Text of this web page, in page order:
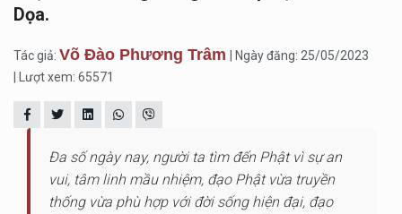
Dọa.
Tác giả: Võ Đào Phương Trâm
| Ngày đăng: 25/05/2023
| Lượt xem: 65571
Đa số ngày nay, người ta tìm đến Phật vì sự an
vui, tâm linh mầu nhiệm, đạo Phật vừa truyền
thống vừa phù hợp với đời sống hiện đại, đạo